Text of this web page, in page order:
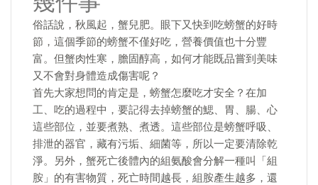
俗話說，秋風起，蟹兒肥。眼下又快到吃螃蟹的好時
節，這個季節的螃蟹不僅好吃，營養價值也十分豐
富。但蟹肉性寒，膽固醇高，如何才能既品嘗到美味
又不會對身體造成傷害呢？
首先大家想問的肯定是，螃蟹怎麼吃才安全？在加
工、吃的過程中，要記得去掉螃蟹的鰓、胃、腸、心
這些部位，並要煮熟、煮透。這些部位是螃蟹呼吸、
排泄的器官，藏有污垢、細菌等，所以一定要清除乾
淨。另外，蟹死亡後體內的組氨酸會分解一種叫「組
胺」的有害物質，死亡時間越長，組胺產生越多，還